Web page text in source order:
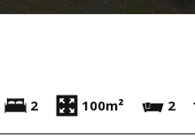
2 100m² 2